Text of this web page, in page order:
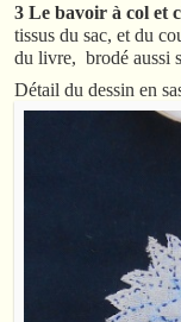
3 Le bavoir à col et
tissus du sac, et du
du livre, brodé aussi
Détail du dessin en